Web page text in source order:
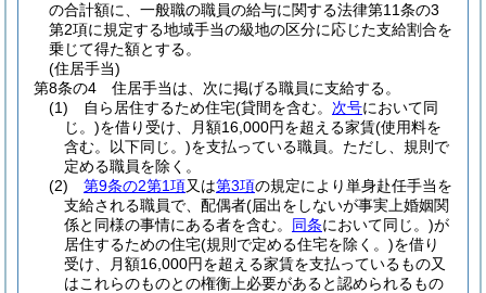
の合計額に、一般職の職員の給与に関する法律第11条の3
第2項に規定する地域手当の級地の区分に応じた支給割合を
乗じて得た額とする。
(住居手当)
第8条の4
住居手当は、次に掲げる職員に支給する。
(1)
自ら居住するため住宅(貸間を含む。 次号において同
じ。)を借り受け、月額16,000円を超える家賃(使用料を
含む。以下同じ。)を支払っている職員。 ただし、規則で
定める職員を除く。
(2)
第9条の2第1項又は第3項の規定により単身赴任手当を
支給される職員で、配偶者(届出をしないが事実上婚姻関
係と同様の事情にある者を含む。 同条において同じ。)が
居住するための住宅(規則で定める住宅を除く。)を借り
受け、月額16,000円を超える家賃を支払っているもの又
はこれらのものとの権衡上必要があると認められるもの